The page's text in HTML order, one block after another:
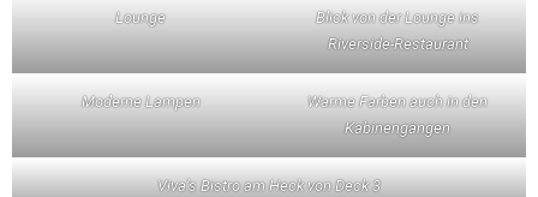
Lounge
Blick von der Lounge ins
Riverside-Restaurant
Moderne Lampen
Warme Farben auch in den
Kabinengängen
Viva’s Bistro am Heck von Deck 3